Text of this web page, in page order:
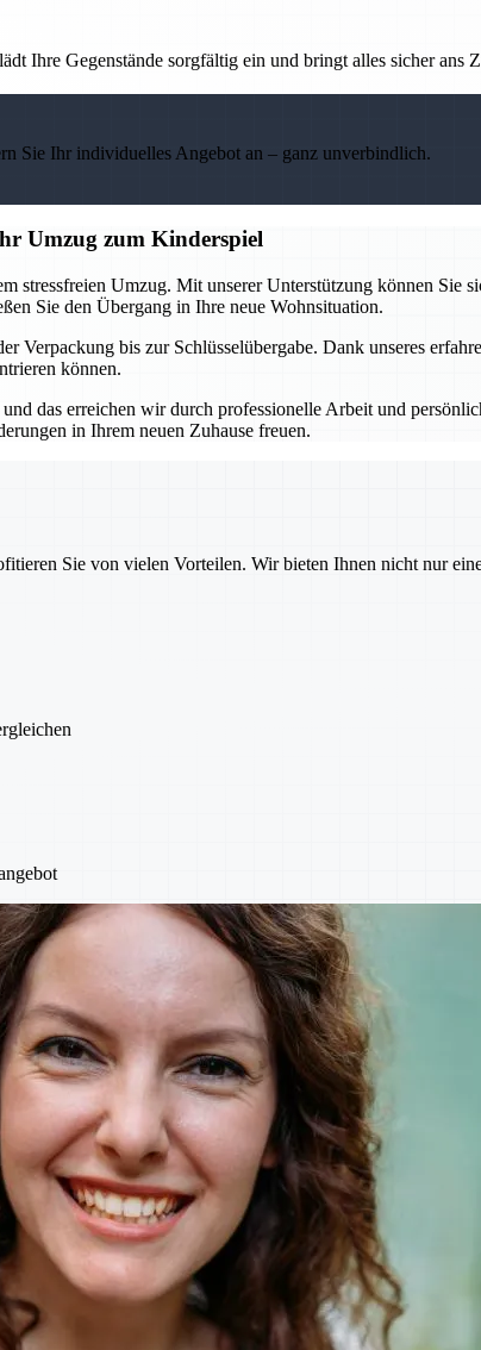
Ihre Gegenstände sorgfältig ein und bringt alles sicher ans
Sie Ihr individuelles Angebot an – ganz unverbindlich.
Umzug zum Kinderspiel
stressfreien Umzug. Mit unserer Unterstützung können
Sie den Übergang in Ihre neue Wohnsituation.
Verpackung bis zur Schlüsselübergabe. Dank unseres
können.
das erreichen wir durch professionelle Arbeit und
in Ihrem neuen Zuhause freuen.
Sie von vielen Vorteilen. Wir bieten Ihnen nicht nur